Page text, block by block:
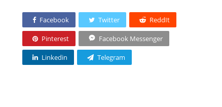
Facebook Twitter ReddIt
Pinterest Facebook Messenger
Linkedin Telegram